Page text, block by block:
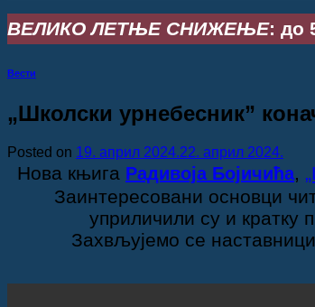
ВЕЛИКО ЛЕТЊЕ СНИЖЕЊЕ: до
Вести
„Школски урнебесник”
Posted on 19. април 2024.22. април 2024.
Нова књига Радивоја Бојичића,
Заинтересовани основци
уприличили су и кратку
Захвљујемо се